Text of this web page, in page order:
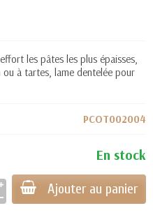
les pâtes les plus épaisses,
à tartes, lame dentelée pour
PCOT002004
En stock
Ajouter au panier